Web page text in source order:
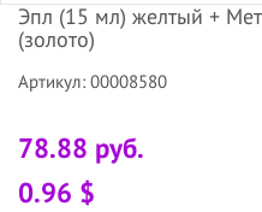
Эпл (15 мл) желтый +
(золото)
Артикул: 00008580
78.88 руб.
0.96 $